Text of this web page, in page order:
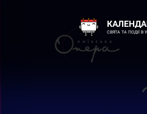
СВЯТА ТА ПОДІЇ В